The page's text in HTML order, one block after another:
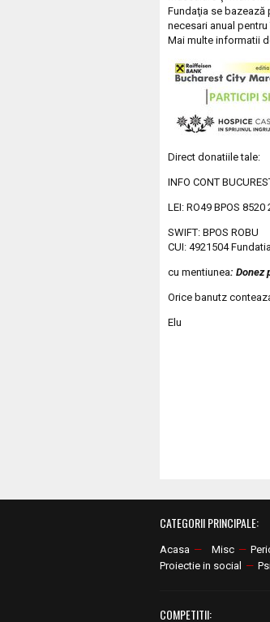
Fundaţia se bazează
necesari anual
Mai multe informatii
Direct donatiile tale:
INFO CONT
LEI: RO49 BPOS 8520
SWIFT: BPOS ROBU
CUI: 4921504
cu mentiunea: Donez
Orice banutz conteaza
Elu
CATEGORII PRINCIPALE:
Acasa — Misc —
Proiectie in social
—
COMPETITII: